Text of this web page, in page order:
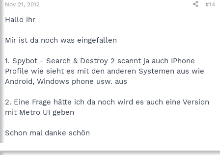
Nov 21, 2012 #14
Hallo ihr
Mir ist da noch was eingefallen
1. Spybot - Search & Destroy 2 scannt ja auch IPhone
Profile wie sieht es mit den anderen Systemen aus wie
Android, Windows phone usw. aus
2. Eine Frage hätte ich da noch wird es auch eine Version
mit Metro UI geben
Schon mal danke schön